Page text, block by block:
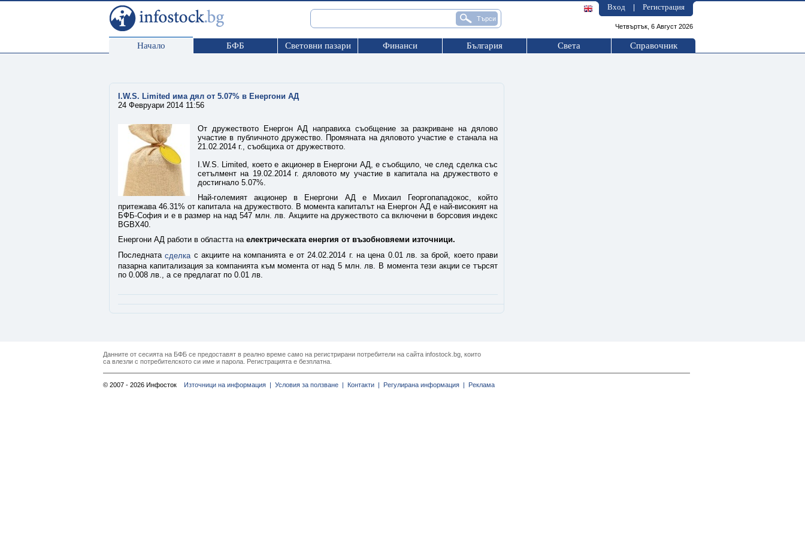
Вход Регистрация
Четвъртък, 6 Август 2026
Начало БФБ Световни пазари Финанси България Света Справочник
I.W.S. Limited има дял от 5.07% в Енергони АД
24 Февруари 2014 11:56
От дружеството Енергон АД направиха съобщение за разкриване на дялово
участие в публичното дружество. Промяната на дяловото участие е станала на
21.02.2014 г., съобщиха от дружеството.
I.W.S. Limited, което е акционер в Енергони АД, е съобщило, че след сделка със
сетълмент на 19.02.2014 г. дяловото му участие в капитала на дружеството е
достигнало 5.07%.
Най-големият акционер в Енергони АД е Михаил Георгопападокос, който
притежава 46.31% от капитала на дружеството. В момента капиталът на Енергон АД е най-високият на
БФБ-София и е в размер на над 547 млн. лв. Акциите на дружеството са включени в борсовия индекс
BGBX40.
Енергони АД работи в областта на електрическата енергия от възобновяеми източници.
Последнатасделка с акциите на компанията е от 24.02.2014 г. на цена 0.01 лв. за брой, което прави
пазарна капитализация за компанията към момента от над 5 млн. лв. В момента тези акции се търсят
по 0.008 лв., а се предлагат по 0.01 лв.
Данните от сесията на БФБ се предоставят в реално време само на регистрирани потребители на сайта infostock.bg, които
са влезли с потребителското си име и парола. Регистрацията е безплатна.
© 2007 - 2026 Инфосток Източници на информация | Условия за ползване | Контакти | Регулирана информация | Реклама